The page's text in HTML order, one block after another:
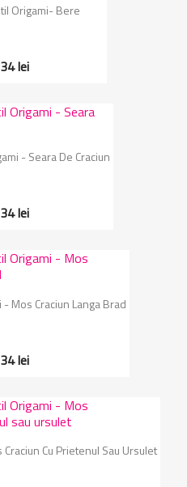
Origami- Bere
lei
- Seara De Craciun
lei
Mos Craciun Langa Brad
lei
Cu Prietenul Sau Ursulet